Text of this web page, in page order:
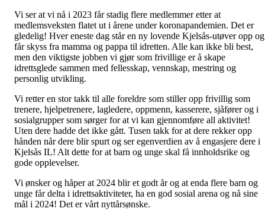
Vi ser at vi nå i 2023 får stadig flere medlemmer etter at
medlemsveksten flatet ut i årene under koronapandemien. Det er
gledelig! Hver eneste dag står en ny lovende Kjelsås-utøver opp og
får skyss fra mamma og pappa til idretten. Alle kan ikke bli best,
men den viktigste jobben vi gjør som frivillige er å skape
idrettsglede sammen med fellesskap, vennskap, mestring og
personlig utvikling.
Vi retter en stor takk til alle foreldre som stiller opp frivillig som
trenere, hjelpetrenere, lagledere, oppmenn, kasserere, sjåfører og i
sosialgrupper som sørger for at vi kan gjennomføre all aktivitet!
Uten dere hadde det ikke gått. Tusen takk for at dere rekker opp
hånden når dere blir spurt og ser egenverdien av å engasjere dere i
Kjelsås IL! Alt dette for at barn og unge skal få innholdsrike og
gode opplevelser.
Vi ønsker og håper at 2024 blir et godt år og at enda flere barn og
unge får delta i idrettsaktiviteter, ha en god sosial arena og nå sine
mål i 2024! Det er vårt nyttårsønske.